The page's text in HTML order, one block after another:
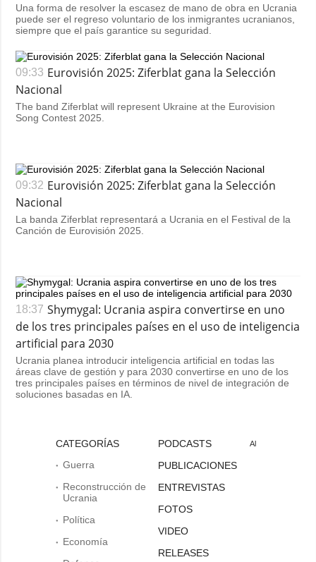
Una forma de resolver la escasez de mano de obra en Ucrania
puede ser el regreso voluntario de los inmigrantes ucranianos,
siempre que el país garantice su seguridad.
09:33 Eurovisión 2025: Ziferblat gana la Selección
Nacional
The band Ziferblat will represent Ukraine at the Eurovision
Song Contest 2025.
09:32 Eurovisión 2025: Ziferblat gana la Selección
Nacional
La banda Ziferblat representará a Ucrania en el Festival de la
Canción de Eurovisión 2025.
18:37 Shymygal: Ucrania aspira convertirse en uno
de los tres principales países en el uso de inteligencia
artificial para 2030
Ucrania planea introducir inteligencia artificial en todas las
áreas clave de gestión y para 2030 convertirse en uno de los
tres principales países en términos de nivel de integración de
soluciones basadas en IA.
CATEGORÍAS
Guerra
Reconstrucción de
Ucrania
Política
Economía
PODCASTS
PUBLICACIONES
ENTREVISTAS
FOTOS
VIDEO
RELEASES
Al